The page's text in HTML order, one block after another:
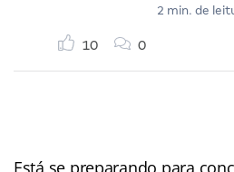
2 min. de
10 0
Está se preparando para